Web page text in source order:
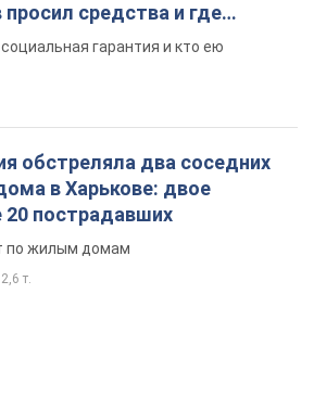
средства и где
гарантия и кто ею
обстреляла два соседних
в Харькове: двое
20 пострадавших
по жилым домам
2,6 т.